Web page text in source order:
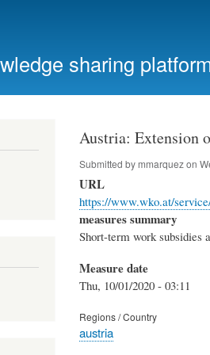
sharing
Austria: Extension
Submitted by mmarquezon
URL
https://www.wko.at/
measures summary
Short-term work subsidies
Measure date
Thu, 10/01/2020 - 03:11
Regions / Country
austria